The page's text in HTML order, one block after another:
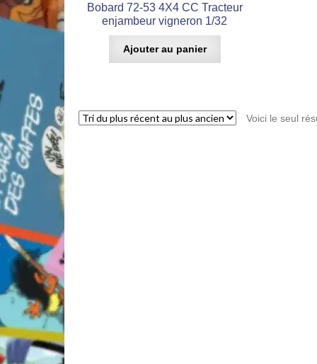
Bobard 72-53 4X4 CC Tracteur
enjambeur vigneron 1/32
Ajouter au panier
Voici le seul